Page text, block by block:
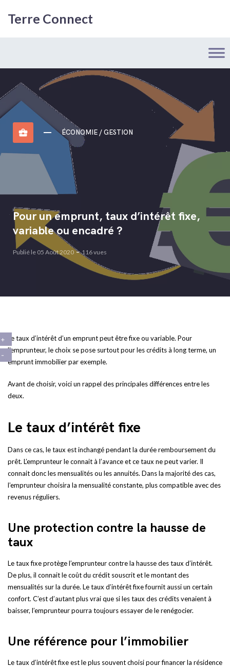
Terre Connect
business_center ÉCONOMIE / GESTION
Pour un emprunt, taux d’intérêt fixe,
variable ou encadré ?
Publié le 05 Août 2020 116 vues
Le taux d’intérêt d’un emprunt peut être fixe ou variable. Pour
l’emprunteur, le choix se pose surtout pour les crédits à long terme, un
emprunt immobilier par exemple.
Avant de choisir, voici un rappel des principales différences entre les
deux.
Le taux d’intérêt fixe
Dans ce cas, le taux est inchangé pendant la durée remboursement du
prêt. L’emprunteur le connait à l’avance et ce taux ne peut varier. Il
connait donc les mensualités ou les annuités. Dans la majorité des cas,
l’emprunteur choisira la mensualité constante, plus compatible avec des
revenus réguliers.
Une protection contre la hausse de
taux
Le taux fixe protège l’emprunteur contre la hausse des taux d’intérêt.
De plus, il connait le coût du crédit souscrit et le montant des
mensualités sur la durée. Le taux d’intérêt fixe fournit aussi un certain
confort. C’est d’autant plus vrai que si les taux des crédits venaient à
baisser, l’emprunteur pourra toujours essayer de le renégocier.
Une référence pour l’immobilier
Le taux d’intérêt fixe est le plus souvent choisi pour financer la résidence